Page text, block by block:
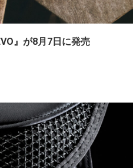
』が8月7日に発売